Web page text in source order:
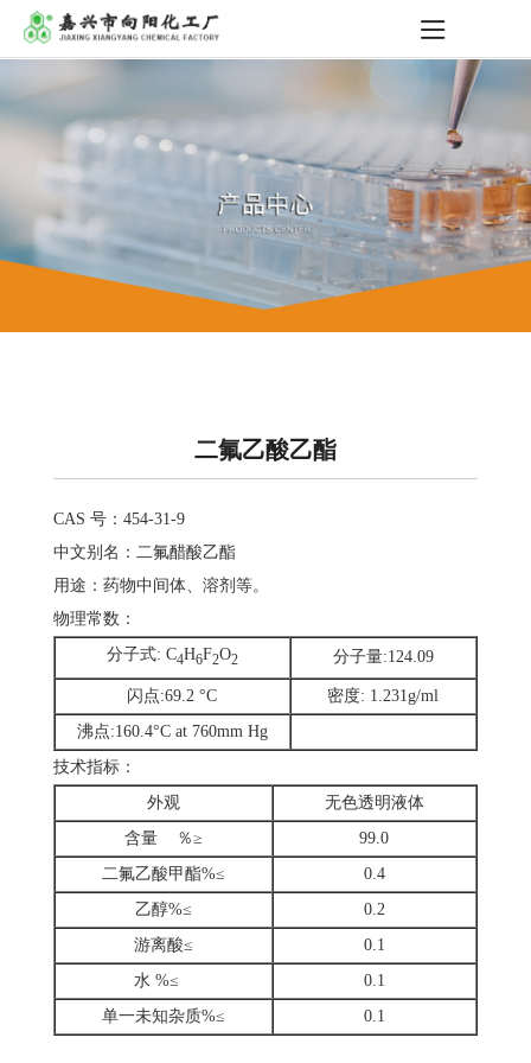
二氟乙酸乙酯
CAS 号：454-31-9
中文别名：二氟醋酸乙酯
用途：药物中间体、溶剂等。
物理常数：
分子式: C4H6F2O2 分子量:124.09
闪点:69.2 °C
密度: 1.231g/ml
沸点:160.4°C at 760mm Hg
技术指标：
外观
无色透明液体
含量 ％≥
99.0
二氟乙酸甲酯%≤
0.4
乙醇%≤
0.2
游离酸≤
0.1
水 %≤
0.1
单一未知杂质%≤
0.1